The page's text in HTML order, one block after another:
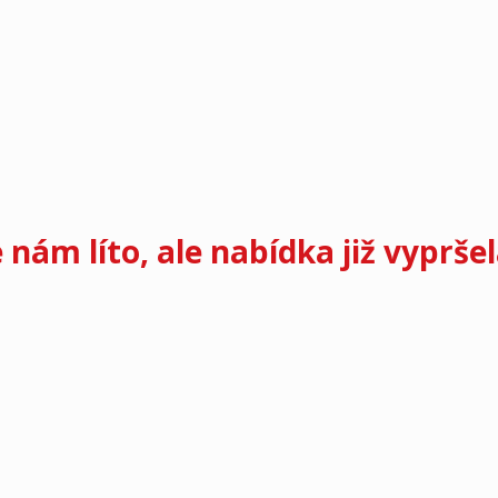
nám líto, ale nabídka již